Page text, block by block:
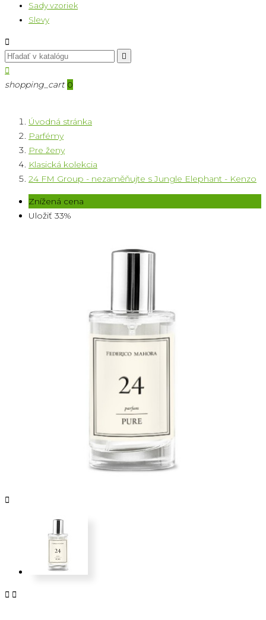
Sady vzoriek
Slevy



shopping_cart 0
Úvodná stránka
Parfémy
Pre ženy
Klasická kolekcia
24 FM Group - nezaměňujte s Jungle Elephant - Kenzo
Znížená cena
Uložiť 33%

 